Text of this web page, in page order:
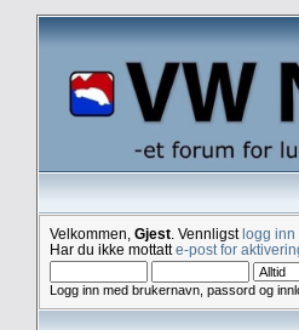
Velkommen, Gjest . Vennligstlogg inn
Har du ikke mottatte-post for
Logg inn med brukernavn, passord og